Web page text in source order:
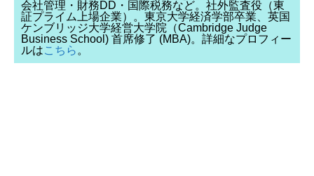
会社管理・財務DD・国際税務など。社外監査役（東
証プライム上場企業）。東京大学経済学部卒業、英国
ケンブリッジ大学経営大学院（Cambridge Judge
Business School) 首席修了 (MBA)。詳細なプロフィー
ルはこちら 。